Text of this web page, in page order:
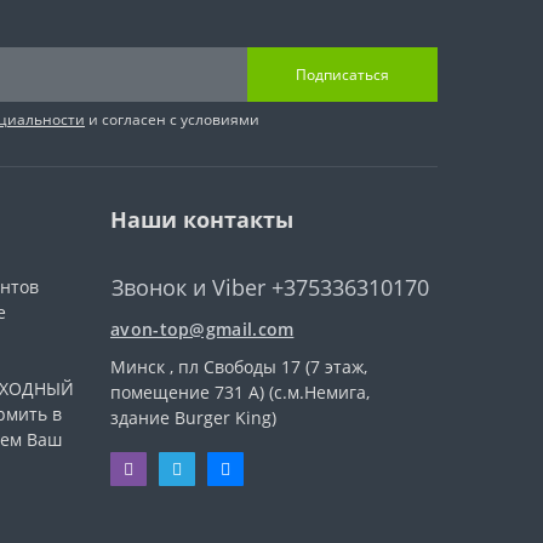
Подписаться
и согласен с условиями
в
Ваш
Наши контакты
Звонок и Viber +375336310170
avon-top@gmail.com
Минск , пл Свободы 17 (7 этаж,
помещение 731 А) (с.м.Немига,
здание Burger King)